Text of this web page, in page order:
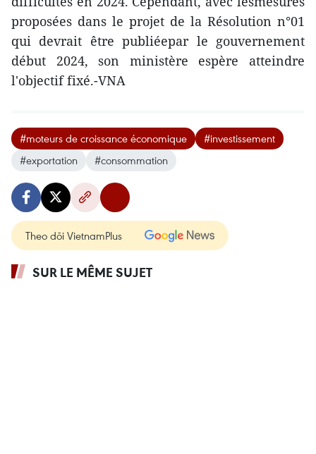
proposées dans le projet de la Résolution n°01
qui devrait être publiéepar le gouvernement
début 2024, son ministère espère atteindre
l'objectif fixé.-VNA
#moteurs de croissance économique
#investissement
#exportation
#consommation
Theo dõi VietnamPlus
SUR LE MÊME SUJET